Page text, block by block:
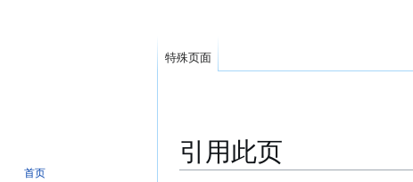
引用此页
特殊页面
首页